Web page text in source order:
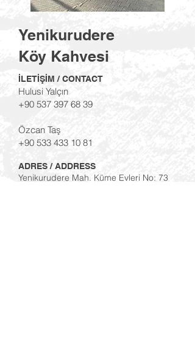
Yenikurudere
Köy Kahvesi
İLETİŞİM / CONTACT
Hulusi Yalçın
+90 537 397 68 39
Özcan Taş
+90 533 433 10 81
ADRES / ADDRESS
Yenikurudere Mah. Küme Evleri No: 73